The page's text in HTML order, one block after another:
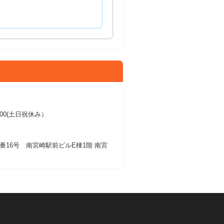
土日祝休み）
16号 南宮崎駅前ビルE棟1階 南宮